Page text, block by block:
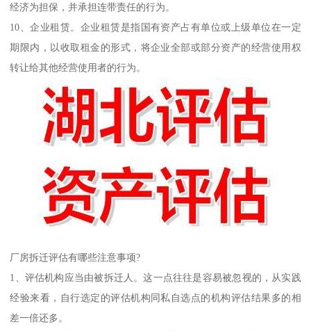
经济为担保，并承担连带责任的行为。
10、企业租赁。企业租赁是指国有资产占有单位或上级单位在一定
期限内，以收取租金的形式，将企业全部或部分资产的经营使用权
转让给其他经营使用者的行为。
厂房拆迁评估有哪些注意事项?
1、评估机构应当由被拆迁人。这一点往往是容易被忽视的，从实践
经验来看，自行选定的评估机构同私自选点的机构评估结果多的相
差一倍还多。